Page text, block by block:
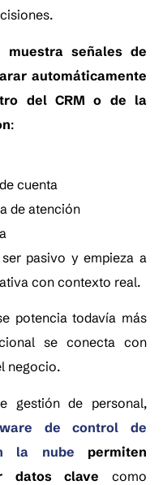
señales de
automáticamente
del CRM o de la
:
cuenta
de atención
pasivo y empieza a
con contexto real.
potencia todavía más
se conecta con
negocio.
gestión de personal,
de control de
la nube permiten
datos clave como